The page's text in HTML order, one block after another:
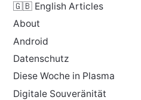
🇬🇧 English Articles
About
Android
Datenschutz
Diese Woche in Plasma
Digitale Souveränität